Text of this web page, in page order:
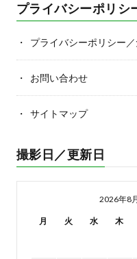
プライバシーポリシ
プライバシーポリシー
お問い合わせ
サイトマップ
撮影日／更新日
2026年8
月 火 水 木